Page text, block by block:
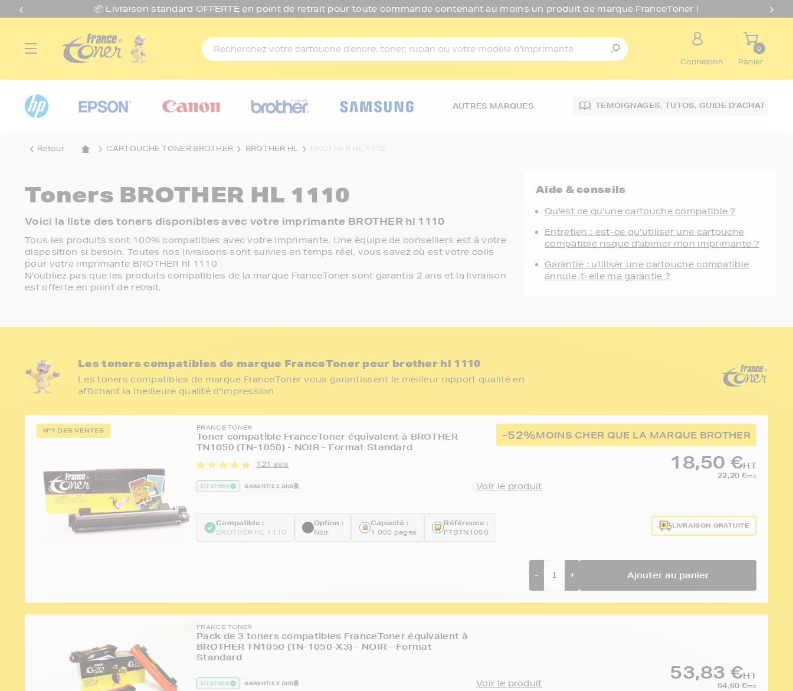
📦 Livraison standard OFFERTE en point de retrait pour toute commande contenant au moins un produit de marque FranceToner !
Connexion
0
Panier
AUTRES MARQUES TEMOIGNAGES, TUTOS,GUIDE D'ACHAT
Retour CARTOUCHE TONER BROTHER BROTHER HL BROTHER HL 1110
Toners BROTHER HL 1110
Voici la liste des toners disponibles avec votre imprimante BROTHER hl 1110
Tous les produits sont 100% compatibles avec votre imprimante. Une équipe de conseillers est à votre
disposition si besoin. Toutes nos livraisons sont suivies en temps réel, vous savez où est votre colis
pour votre imprimante BROTHER hl 1110
N'oubliez pas que les produits compatibles de la marque FranceToner sont garantis 2 ans et la livraison
est offerte en point de retrait.
Aide & conseils
Qu'est ce qu'une cartouche compatible ?
Entretien : est-ce qu'utiliser une cartouche
compatible risque d'abimer mon imprimante ?
Garantie : utiliser une cartouche compatible
annule-t-elle ma garantie ?
Les toners compatibles de marque FranceToner pour brother hl 1110
Les toners compatibles de marque FranceToner vous garantissent le meilleur rapport qualité en
affichant la meilleure qualité d'impression
N°1 DES VENTES -52%MOINS CHER QUE LA MARQUE BROTHER
FRANCE TONER
Toner compatible FranceToner équivalent à BROTHER
TN1050 (TN-1050) - NOIR - Format Standard
121 avis
EN STOCK GARANTIE 2 ANS Voir le produit
Compatible :
BROTHER HL 1110
Option :
Noir
Capacité :
1 000 pages
Référence :
FTBTN1050
18,50 €HT
22,20 €TTC
LIVRAISON GRATUITE
- + Ajouter au panier
FRANCE TONER
Pack de 3 toners compatibles FranceToner équivalent à
BROTHER TN1050 (TN-1050-X3) - NOIR - Format
Standard
EN STOCK GARANTIE 2 ANS Voir le produit
53,83 €HT
64,60 €TTC